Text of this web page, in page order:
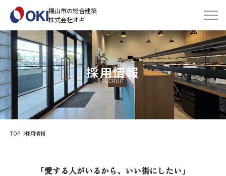
福山市の総合建築
株式会社オキ
採用情報
RECRUIT
TOP 採用情報
「愛する人がいるから、いい街にしたい」